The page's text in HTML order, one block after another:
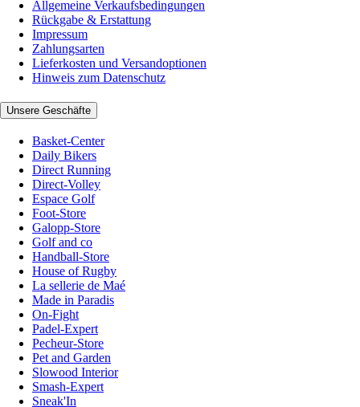
Allgemeine Verkaufsbedingungen
Rückgabe & Erstattung
Impressum
Zahlungsarten
Lieferkosten und Versandoptionen
Hinweis zum Datenschutz
Unsere Geschäfte
Basket-Center
Daily Bikers
Direct Running
Direct-Volley
Espace Golf
Foot-Store
Galopp-Store
Golf and co
Handball-Store
House of Rugby
La sellerie de Maé
Made in Paradis
On-Fight
Padel-Expert
Pecheur-Store
Pet and Garden
Slowood Interior
Smash-Expert
Sneak'In